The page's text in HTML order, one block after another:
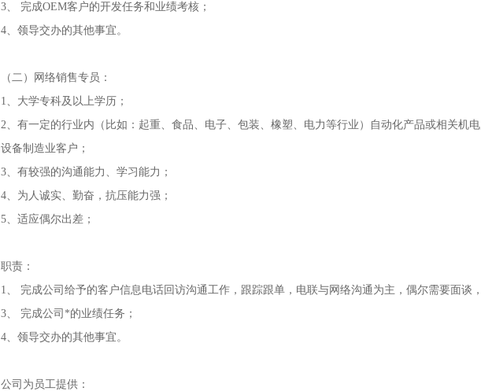
3、 完成OEM客户的开发任务和业绩考核；
4、领导交办的其他事宜。
（二）网络销售专员：
1、大学专科及以上学历；
2、有一定的行业内（比如：起重、食品、电子、包装、橡塑、电力等行业）自动化产品或相关机
设备制造业客户；
3、有较强的沟通能力、学习能力；
4、为人诚实、勤奋，抗压能力强；
5、适应偶尔出差；
职责：
1、 完成公司给予的客户信息电话回访沟通工作，跟踪跟单，电联与网络沟通为主，偶尔需要面谈，
3、 完成公司*的业绩任务；
4、领导交办的其他事宜。
公司为员工提供：